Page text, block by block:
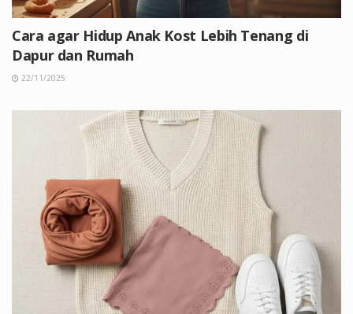
Cara agar Hidup Anak Kost Lebih Tenang di
Dapur dan Rumah
22/11/2025